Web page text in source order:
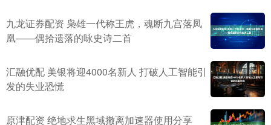
九龙证券配资 枭雄一代称王虎，魂断九宫落凤
凰——偶拾遗落的咏史诗二首
汇融优配 美银将迎4000名新人 打破人工智能引
发的失业恐慌
原津配资 绝地求生黑域撤离加速器使用分享